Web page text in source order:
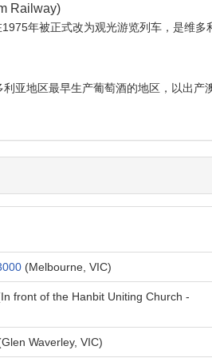
Railway)
年被正式改为观光游览列车，是维多
亚地区最早生产葡萄酒的地区，以出产
(Melbourne, VIC)
front of the Hanbit Uniting Church -
Waverley, VIC)